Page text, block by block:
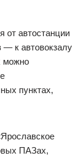
от автостанции
к автовокзалу
можно
пунктах,
ПАЗах,